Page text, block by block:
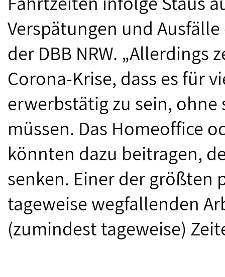
Verspätungen und Ausfälle
der DBB NRW.
Corona-Krise, dass es für
erwerbstätig zu sein,
müssen. Das Homeoffice
könnten dazu beitragen,
senken. Einer der größten
tageweise wegfallenden
(zumindest tageweise)